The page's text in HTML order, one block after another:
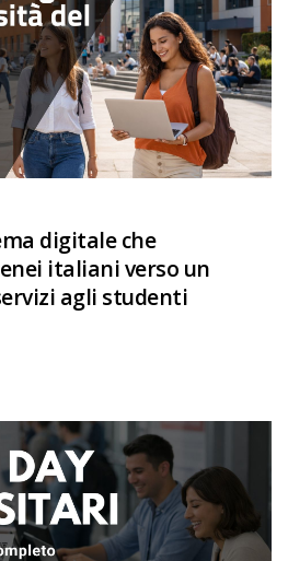
digitale che
italiani verso un
agli studenti